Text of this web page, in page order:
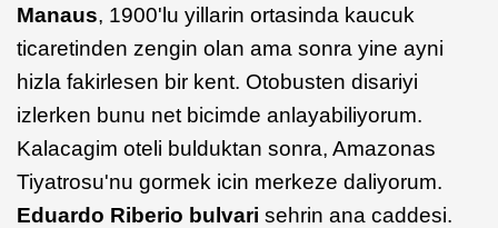
Manaus, 1900'lu yillarin ortasinda kaucuk
ticaretinden zengin olan ama sonra yine ayni
hizla fakirlesen bir kent. Otobusten disariyi
izlerken bunu net bicimde anlayabiliyorum.
Kalacagim oteli bulduktan sonra, Amazonas
Tiyatrosu'nu gormek icin merkeze daliyorum.
Eduardo Riberio bulvari sehrin ana caddesi.